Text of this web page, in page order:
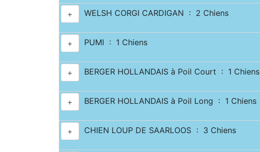
+ WELSH CORGI CARDIGAN : 2 Chiens
+ PUMI : 1 Chiens
+ BERGER HOLLANDAIS à Poil Court : 1 Chiens
+ BERGER HOLLANDAIS à Poil Long : 1 Chiens
+ CHIEN LOUP DE SAARLOOS : 3 Chiens